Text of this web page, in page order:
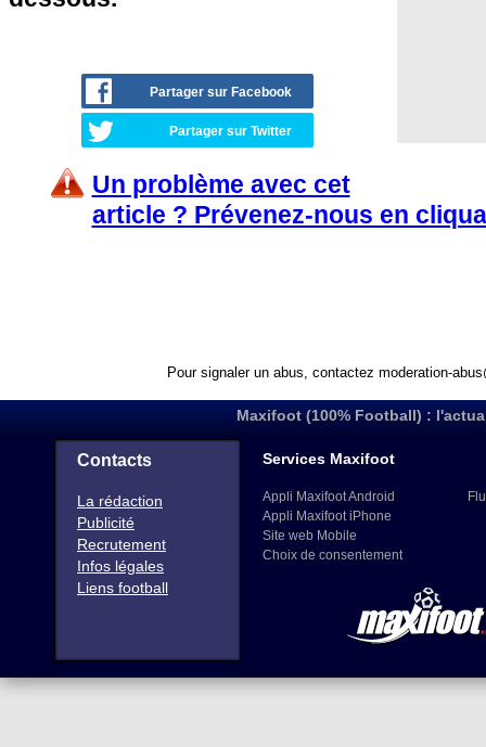
Partager sur Facebook
Partager sur Twitter
Un problème avec cet
article ? Prévenez-nous en
Pour signaler un abus, contactez moderation-
Maxifoot (100% Football) :
Contacts
La rédaction
Publicité
Recrutement
Infos légales
Liens football
Services Maxifoot
Appli Maxifoot Android
Appli Maxifoot iPhone
Site web Mobile
Choix de consentement